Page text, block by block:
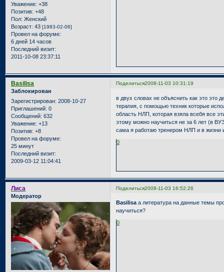
Уважение: +38
Позитив: +48
Пол: Женский
Возраст: 43 [1983-02-06]
Провел на форуме:
6 дней 14 часов
Последний визит:
2011-10-08 23:37:11
Поделиться2008-11-03 10:31:19
Basilisa
Заблокирован
Зарегистрирован: 2008-10-27
Приглашений: 0
Сообщений: 632
Уважение: +13
Позитив: +8
Провел на форуме:
25 минут
Последний визит:
2009-03-12 11:04:41
в двух словах не объяснить как это это
терапия, с помощью техник которые
область НЛП, которая взяла всебя все
этому можно научиться не за 6 лет (в
сама я работаю тренером НЛП и в жизни
0
Поделиться2008-11-03 16:52:26
Лиса
Модератор
Basilisa а литература на данные темы
научиться?
0